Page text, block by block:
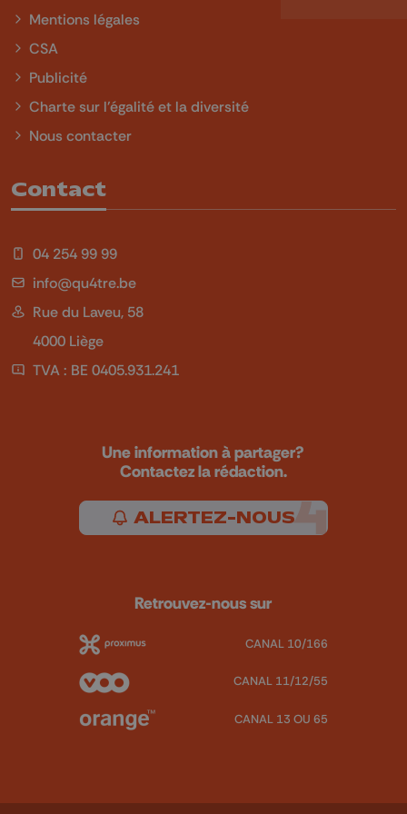
Mentions légales
CSA
Publicité
Charte sur l'égalité et la diversité
Nous contacter
Contact
04 254 99 99
info@qu4tre.be
Rue du Laveu, 58
4000 Liège
TVA : BE 0405.931.241
Une information à partager?
Contactez la rédaction.
ALERTEZ-NOUS
Retrouvez-nous sur
CANAL 10/166
CANAL 11/12/55
CANAL 13 OU 65